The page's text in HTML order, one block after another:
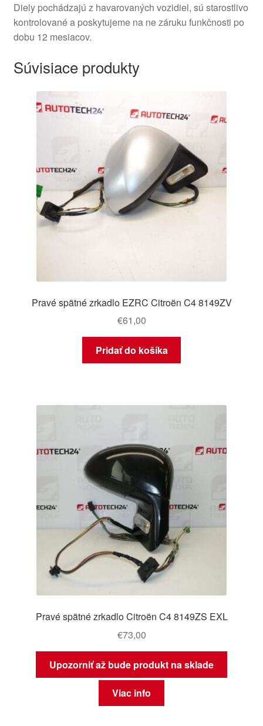
Diely pochádzajú z havarovaných vozidiel, sú starostlivo
kontrolované a poskytujeme na ne záruku funkčnosti po
dobu 12 mesiacov.
Súvisiace produkty
Pravé spätné zrkadlo EZRC Citroën C4 8149ZV
€61,00
Pridať do košíka
Pravé spätné zrkadlo Citroën C4 8149ZS EXL
€73,00
Upozorniť až bude produkt na sklade
Viac info